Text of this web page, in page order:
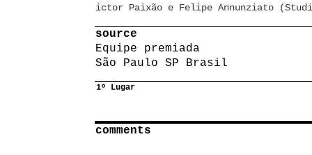
ictor Paixão e Felipe Annunziato
source
Equipe premiada
São Paulo SP Brasil
1º Lugar
comments